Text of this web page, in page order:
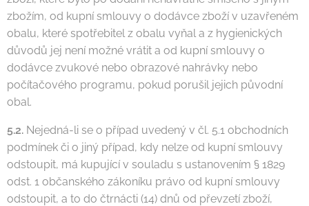
zbožím, od kupní smlouvy o dodávce zboží v uzavřeném
obalu, které spotřebitel z obalu vyňal a z hygienických
důvodů jej není možné vrátit a od kupní smlouvy o
dodávce zvukové nebo obrazové nahrávky nebo
počítačového programu, pokud porušil jejich původní
obal.
5.2. Nejedná-li se o případ uvedený v čl. 5.1 obchodních
podmínek či o jiný případ, kdy nelze od kupní smlouvy
odstoupit, má kupující v souladu s ustanovením § 1829
odst. 1 občanského zákoníku právo od kupní smlouvy
odstoupit, a to do čtrnácti (14) dnů od převzetí zboží,